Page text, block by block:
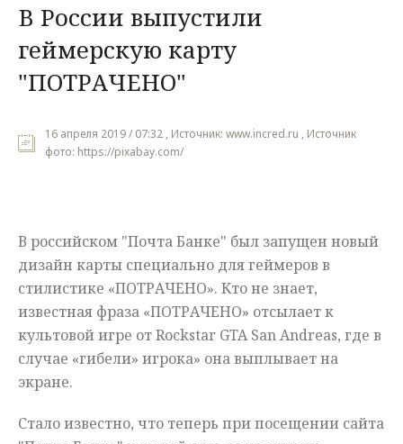
Наука
Культура
Политика
В России выпустили
геймерскую карту
"ПОТРАЧЕНО"
16 апреля 2019 / 07:32 , Источник: www.incred.ru , Источник
фото: https://pixabay.com/
В российском "Почта Банке" был запущен новый
дизайн карты специально для геймеров в
стилистике «ПОТРАЧЕНО». Кто не знает,
известная фраза «ПОТРАЧЕНО» отсылает к
культовой игре от Rockstar GTA San Andreas, где в
случае «гибели» игрока» она выплывает на
экране.
Стало известно, что теперь при посещении сайта